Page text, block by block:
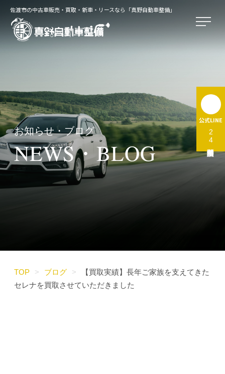
佐渡市の中古車販売・買取・新車・リースなら「真野自動車整備」
公式LINE
24時間無料相談受付中
お知らせ・ブログ
NEWS・BLOG
TOP > ブログ >
【買取実績】長年ご家族を支えてきた
セレナを買取させていただきました